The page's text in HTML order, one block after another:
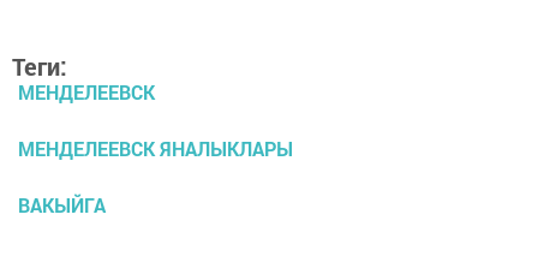
Теги:
МЕНДЕЛЕЕВСК
МЕНДЕЛЕЕВСК ЯНАЛЫКЛАРЫ
ВАКЫЙГА